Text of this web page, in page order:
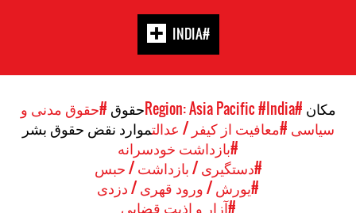
#INDIA
مکان #Region: Asia Pacific
#India حقوق #حقوق مدنی و
سیاسی #معافیت از کیفر / عدالتموارد نقض حقوق بشر
#بازداشت خودسرانه
#دستگیری / بازداشت / حبس
#یورش / ورود قهری / دزدی
#آزار و اذیت قضایی